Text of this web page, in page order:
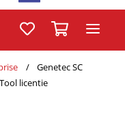
Genetec SC
licentie